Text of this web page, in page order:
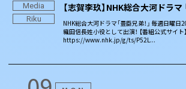
Media
Riku
【志賀李玖】NHK総合大河ドラマ
NHK総合大河ドラマ「豊臣兄弟！」 毎週日曜
織田信長姓小役として出演！ 【番組公式サイト】
https://www.nhk.jp/g/ts/P52L...